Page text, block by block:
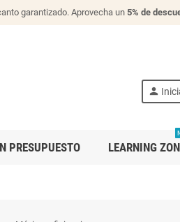
garantizado. Aprovecha un 5% de
person
PRESUPUESTO LEARNING